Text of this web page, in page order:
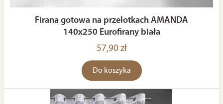
Firana gotowa na przelotkach AMANDA
140x250 Eurofirany biała
57,90 zł
Do koszyka